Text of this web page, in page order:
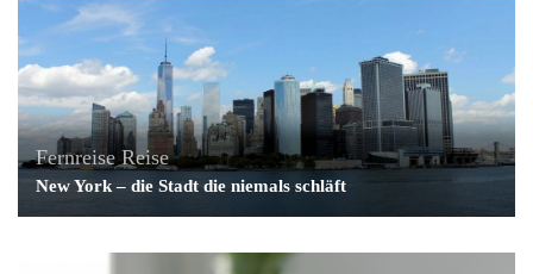
Fernreise Reise
New York – die Stadt die niemals schläft